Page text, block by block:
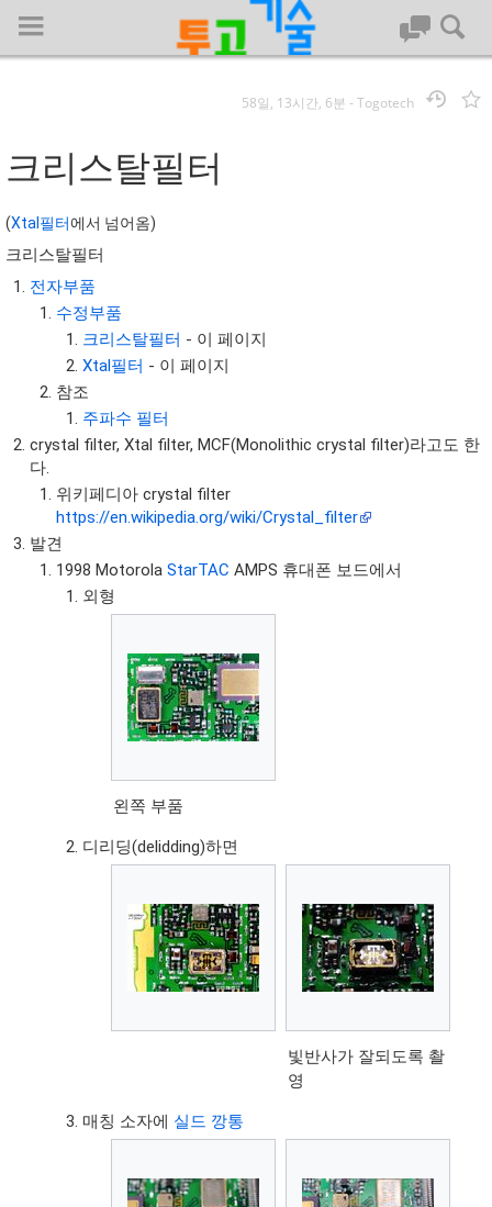
대문
회사명 :
투고기술
| 대표 : 김명기 | 사업자번호 : 142-08-78939
전화 : 031-8065-5299 | 주소 : (16954)) 경기도 용인시 기흥구 흥덕1
로 13, B동(complex동) 1213호(영덕동,흥덕IT밸리)
COPYRIGHT (C) 투고기술 ALL RIGHTS RESEVED
투고기술 위키 저작권
58일, 13시간, 6분 -Togotech
크리스탈필터
(Xtal필터에서 넘어옴)
크리스탈필터
전자부품
수정부품
크리스탈필터 - 이 페이지
Xtal필터 - 이 페이지
참조
주파수 필터
crystal filter, Xtal filter, MCF(Monolithic crystal filter)라고도 한
다.
위키페디아 crystal filter
https://en.wikipedia.org/wiki/Crystal_filter
발견
1998 MotorolaStarTAC AMPS 휴대폰 보드에서
외형
왼쪽 부품
디리딩(delidding)하면
빛반사가 잘되도록 촬
영
매칭 소자에 실드 깡통